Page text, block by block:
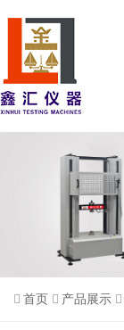
首页 产品展示